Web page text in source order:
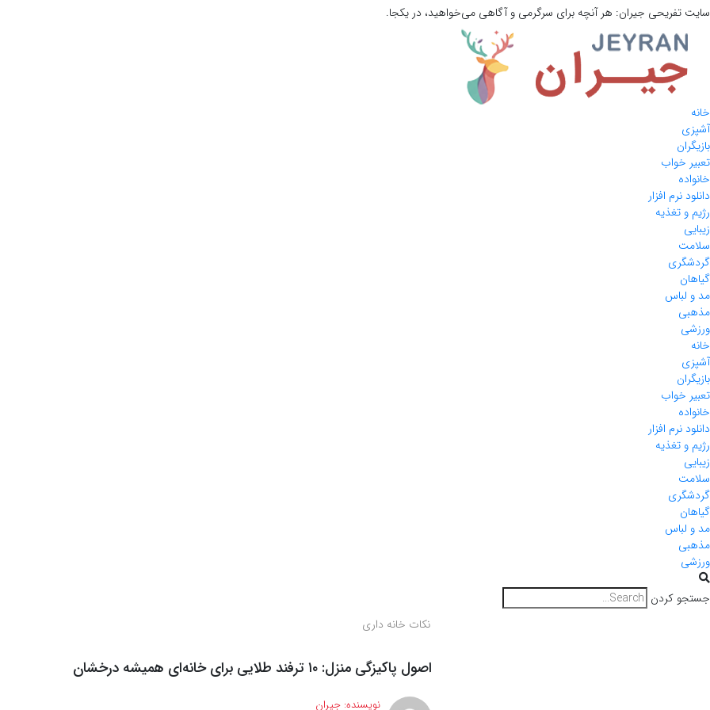
سایت تفریحی جیران: هر آنچه برای سرگرمی و آگاهی می‌خواهید، در یکجا.
خانه
آشپزی
بازیگران
تعبیر خواب
خانواده
دانلود نرم افزار
رژیم و تغذیه
زیبایی
سلامت
گردشگری
گیاهان
مد و لباس
مذهبی
ورزشی
خانه
آشپزی
بازیگران
تعبیر خواب
خانواده
دانلود نرم افزار
رژیم و تغذیه
زیبایی
سلامت
گردشگری
گیاهان
مد و لباس
مذهبی
ورزشی
جستجو کردن
نکات خانه داری
اصول پاکیزگی منزل: ۱۰ ترفند طلایی برای خانه‌ای همیشه درخشان
نویسنده: جیران